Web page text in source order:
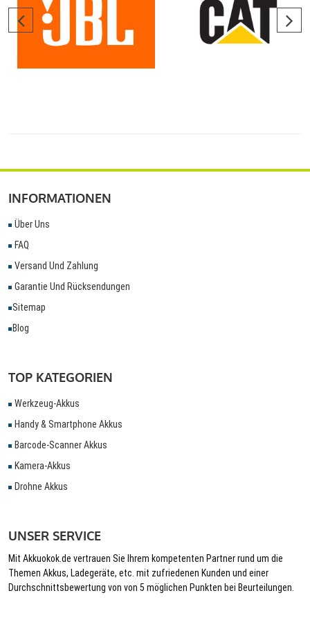
INFORMATIONEN
Über Uns
FAQ
Versand Und Zahlung
Garantie Und Rücksendungen
Sitemap
Blog
TOP KATEGORIEN
Werkzeug-Akkus
Handy & Smartphone Akkus
Barcode-Scanner Akkus
Kamera-Akkus
Drohne Akkus
UNSER SERVICE
Mit Akkuokok.de vertrauen Sie Ihrem kompetenten Partner rund um die
Themen Akkus, Ladegeräte, etc. mit zufriedenen Kunden und einer
Durchschnittsbewertung von von 5 möglichen Punkten bei Beurteilungen.